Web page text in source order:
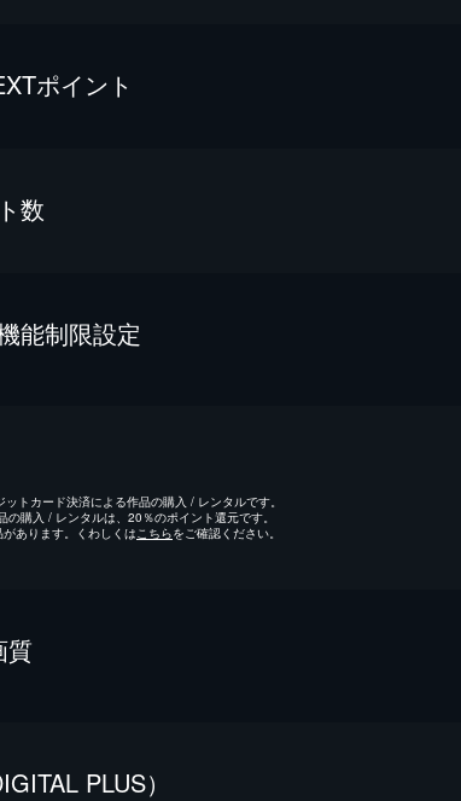
ポイント
数
能制限設定
トカード決済による作品の購入 / レンタルです。
購入 / レンタルは、20％のポイント還元です。
あります。くわしくは こちらをご確認ください。
質
PLUS）